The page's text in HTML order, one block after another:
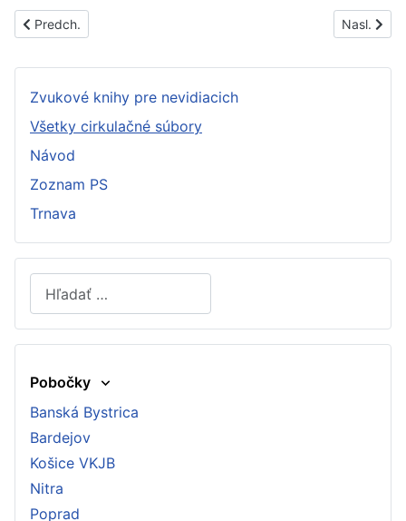
Predchádzajúci článok: PS1443C
Predch. Nasl.
Zvukové knihy pre nevidiacich
Všetky cirkulačné súbory
Návod
Zoznam PS
Trnava
Hľadať
Type 2 or more characters for results.
Pobočky
Banská Bystrica
Bardejov
Košice VKJB
Nitra
Poprad